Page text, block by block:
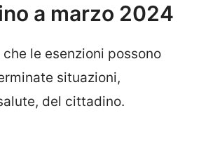
a marzo 2024
le esenzioni possono
situazioni,
del cittadino.